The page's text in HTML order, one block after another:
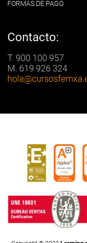
FORMAS DE PAGO
Contacto:
T. 900 100 957
M. 619 926 324
hola